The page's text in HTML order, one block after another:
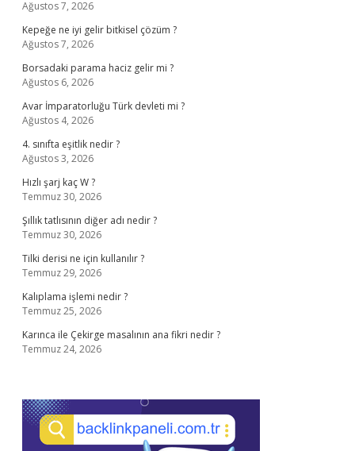
Ağustos 7, 2026
Kepeğe ne iyi gelir bitkisel çözüm ?
Ağustos 7, 2026
Borsadaki parama haciz gelir mi ?
Ağustos 6, 2026
Avar İmparatorluğu Türk devleti mi ?
Ağustos 4, 2026
4. sınıfta eşitlik nedir ?
Ağustos 3, 2026
Hızlı şarj kaç W ?
Temmuz 30, 2026
Şıllık tatlısının diğer adı nedir ?
Temmuz 30, 2026
Tilki derisi ne için kullanılır ?
Temmuz 29, 2026
Kalıplama işlemi nedir ?
Temmuz 25, 2026
Karınca ile Çekirge masalının ana fikri nedir ?
Temmuz 24, 2026